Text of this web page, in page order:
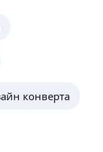
конверта